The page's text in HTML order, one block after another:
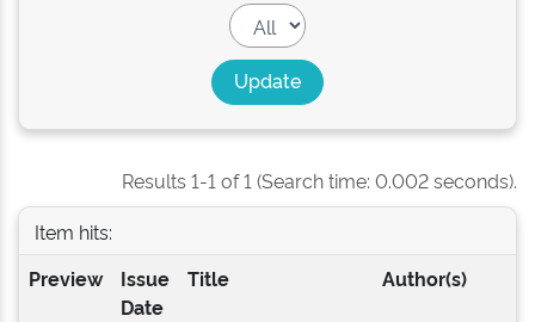
Results 1-1 of 1 (Search time: 0.002 seconds).
Item hits:
Preview
Issue
Date
Title Author(s)